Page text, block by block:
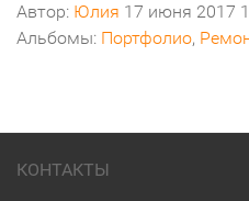
Автор: Юлия 17 июня 2017
Альбомы: Портфолио,
КОНТАКТЫ